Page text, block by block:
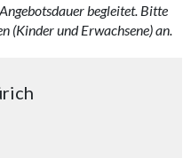
begleitet. Bitte
(Kinder und Erwachsene) an.